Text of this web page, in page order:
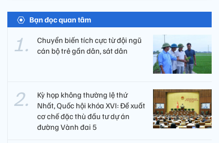
Bạn đọc quan tâm
Chuyển biến tích cực từ đội ngũ
cán bộ trẻ gần dân, sát dân
Kỳ họp không thường lệ thứ
Nhất, Quốc hội khóa XVI: Đề xuất
cơ chế đặc thù đầu tư dự án
đường Vành đai 5